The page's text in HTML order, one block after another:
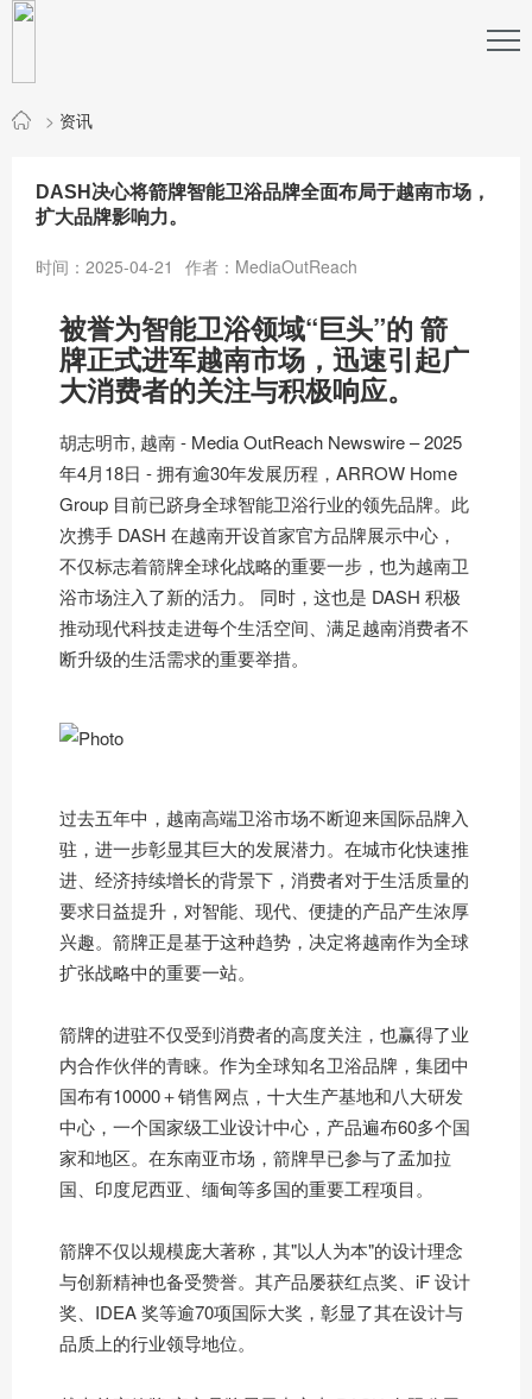
> 资讯
DASH决心将箭牌智能卫浴品牌全面布局于越南市场，
扩大品牌影响力。
时间：2025-04-21 作者：MediaOutReach
被誉为智能卫浴领域“巨头”的 箭
牌正式进军越南市场，迅速引起广
大消费者的关注与积极响应。
胡志明市, 越南 - Media OutReach Newswire– 2025
年4月18日 - 拥有逾30年发展历程，ARROW Home
Group 目前已跻身全球智能卫浴行业的领先品牌。此
次携手 DASH 在越南开设首家官方品牌展示中心，
不仅标志着箭牌全球化战略的重要一步，也为越南卫
浴市场注入了新的活力。 同时，这也是 DASH 积极
推动现代科技走进每个生活空间、满足越南消费者不
断升级的生活需求的重要举措。
过去五年中，越南高端卫浴市场不断迎来国际品牌入
驻，进一步彰显其巨大的发展潜力。在城市化快速推
进、经济持续增长的背景下，消费者对于生活质量的
要求日益提升，对智能、现代、便捷的产品产生浓厚
兴趣。箭牌正是基于这种趋势，决定将越南作为全球
扩张战略中的重要一站。
箭牌的进驻不仅受到消费者的高度关注，也赢得了业
内合作伙伴的青睐。作为全球知名卫浴品牌，集团中
国布有10000＋销售网点，十大生产基地和八大研发
中心，一个国家级工业设计中心，产品遍布60多个国
家和地区。在东南亚市场，箭牌早已参与了孟加拉
国、印度尼西亚、缅甸等多国的重要工程项目。
箭牌不仅以规模庞大著称，其"以人为本"的设计理念
与创新精神也备受赞誉。其产品屡获红点奖、iF 设计
奖、IDEA 奖等逾70项国际大奖，彰显了其在设计与
品质上的行业领导地位。